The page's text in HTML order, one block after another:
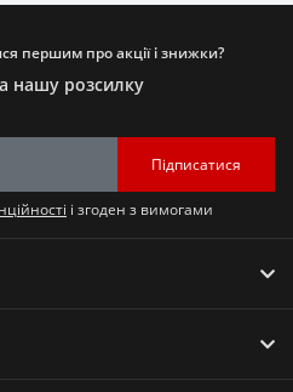
першим про акції і знижки?
нашу розсилку
Підписатися
і згоден з вимогами